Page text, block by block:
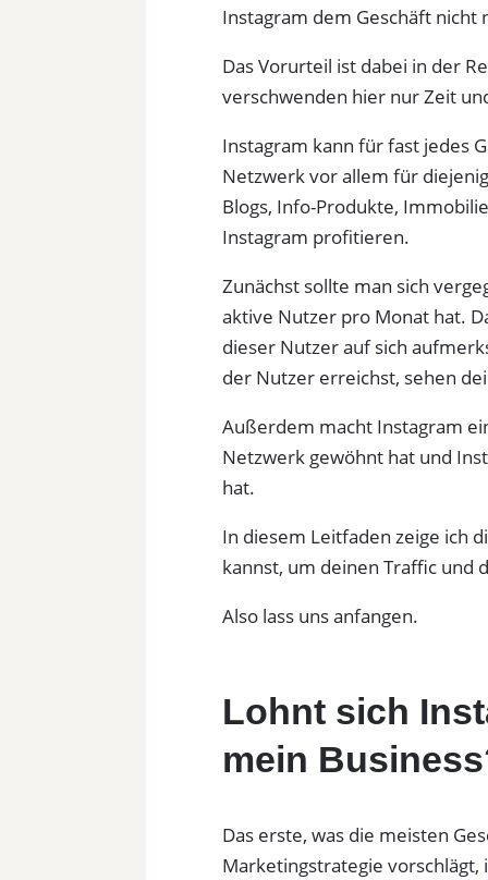
Instagram dem Geschäft nicht
Das Vorurteil ist dabei in der
verschwenden hier nur Zeit
Instagram kann für fast jedes
Netzwerk vor allem für
Blogs, Info-Produkte,
Instagram profitieren.
Zunächst sollte man sich
aktive Nutzer pro Monat hat.
dieser Nutzer auf sich
der Nutzer erreichst, sehen
Außerdem macht Instagram
Netzwerk gewöhnt hat und
hat.
In diesem Leitfaden zeige ich
kannst, um deinen Traffic und
Also lass uns anfangen.
Lohnt sich
mein
Das erste, was die meisten
Marketingstrategie vorschlägt,